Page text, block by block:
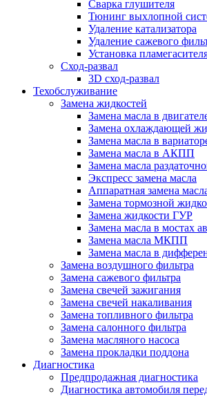
Сварка глушителя
Тюнинг выхлопной
Удаление катализатора
Удаление сажевого
Установка
Сход-развал
3D сход-развал
Техобслуживание
Замена жидкостей
Замена масла в
Замена охлаждающей
Замена масла в
Замена масла в АКПП
Замена масла
Экспресс замена масла
Аппаратная замена
Замена тормозной
Замена жидкости ГУР
Замена масла в мостах
Замена масла МКПП
Замена масла в
Замена воздушного фильтра
Замена сажевого фильтра
Замена свечей зажигания
Замена свечей накаливания
Замена топливного фильтра
Замена салонного фильтра
Замена масляного насоса
Замена прокладки поддона
Диагностика
Предпродажная диагностика
Диагностика автомобиля